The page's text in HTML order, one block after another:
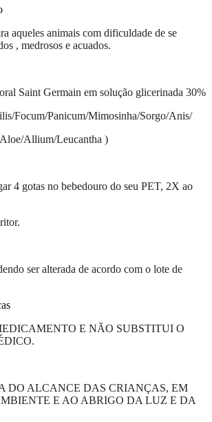
aqueles animais com dificuldade de se
, medrosos e acuados.
Saint Germain em solução glicerinada 30%
Focum/Panicum/Mimosinha/Sorgo/Anis/
Allium/Leucantha )
4 gotas no bebedouro do seu PET, 2X ao
ser alterada de acordo com o lote de
E NÃO SUBSTITUI O
DO ALCANCE DAS CRIANÇAS, EM
E AO ABRIGO DA LUZ E DA